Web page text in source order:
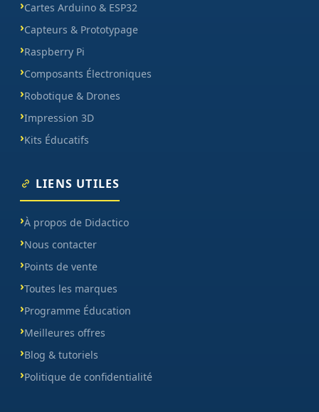
Cartes Arduino & ESP32
Capteurs & Prototypage
Raspberry Pi
Composants Électroniques
Robotique & Drones
Impression 3D
Kits Éducatifs
LIENS UTILES
À propos de Didactico
Nous contacter
Points de vente
Toutes les marques
Programme Éducation
Meilleures offres
Blog & tutoriels
Politique de confidentialité